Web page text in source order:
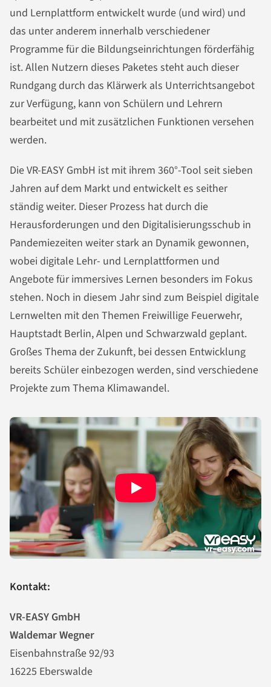
und Lernplattform entwickelt wurde (und wird) und
das unter anderem innerhalb verschiedener
Programme für die Bildungseinrichtungen förderfähig
ist. Allen Nutzern dieses Paketes steht auch dieser
Rundgang durch das Klärwerk als Unterrichtsangebot
zur Verfügung, kann von Schülern und Lehrern
bearbeitet und mit zusätzlichen Funktionen versehen
werden.
Die VR-EASY GmbH ist mit ihrem 360°-Tool seit sieben
Jahren auf dem Markt und entwickelt es seither
ständig weiter. Dieser Prozess hat durch die
Herausforderungen und den Digitalisierungsschub in
Pandemiezeiten weiter stark an Dynamik gewonnen,
wobei digitale Lehr- und Lernplattformen und
Angebote für immersives Lernen besonders im Fokus
stehen. Noch in diesem Jahr sind zum Beispiel digitale
Lernwelten mit den Themen Freiwillige Feuerwehr,
Hauptstadt Berlin, Alpen und Schwarzwald geplant.
Großes Thema der Zukunft, bei dessen Entwicklung
bereits Schüler einbezogen werden, sind verschiedene
Projekte zum Thema Klimawandel.
Kontakt:
VR-EASY GmbH
Waldemar Wegner
Eisenbahnstraße 92/93
16225 Eberswalde